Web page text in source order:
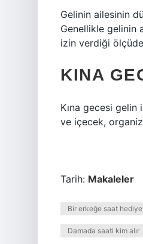
Gelinin ailesinin
Genellikle gelinin
izin verdiği
KINA
Kına gecesi
ve içecek,
Tarih: Makaleler
Bir erkeğe saat
Damada saati kim alır